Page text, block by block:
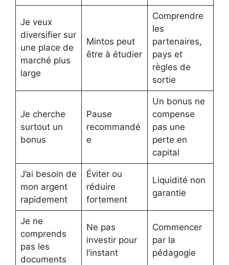
Je veux
diversifier sur
une place de
marché plus
large
Mintos peut
être à étudier
Comprendre
les
partenaires,
pays et
règles de
sortie
Je cherche
surtout un
bonus
Pause
recommandé
e
Un bonus ne
compense
pas une
perte en
capital
J’ai besoin de
mon argent
rapidement
Éviter ou
réduire
fortement
Liquidité non
garantie
Je ne
comprends
pas les
documents
Ne pas
investir pour
l’instant
Commencer
par la
pédagogie